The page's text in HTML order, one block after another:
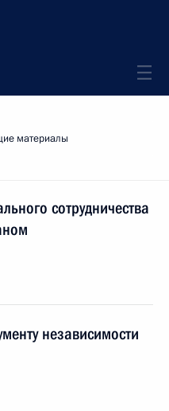
материалы
сотрудничества
независимости